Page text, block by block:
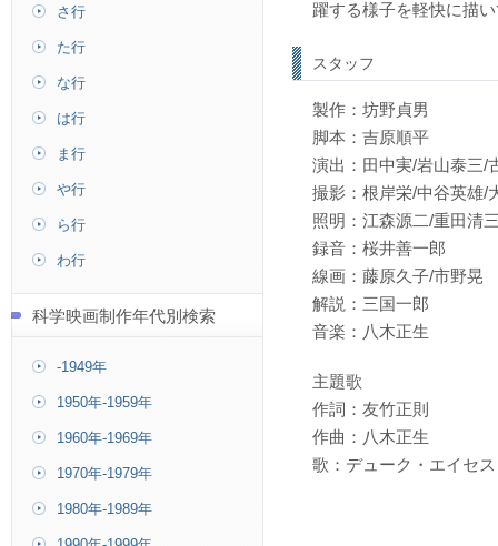
躍する様子を軽快に描
スタッフ
製作：坊野貞男
脚本：吉原順平
演出：田中実/岩山泰三/
撮影：根岸栄/中谷英雄/
照明：江森源二/重田清
録音：桜井善一郎
線画：藤原久子/市野晃
解説：三国一郎
音楽：八木正生
主題歌
作詞：友竹正則
作曲：八木正生
歌：デューク・エイセス
さ行
た行
な行
は行
ま行
や行
ら行
わ行
科学映画制作年代別検索
-1949年
1950年-1959年
1960年-1969年
1970年-1979年
1980年-1989年